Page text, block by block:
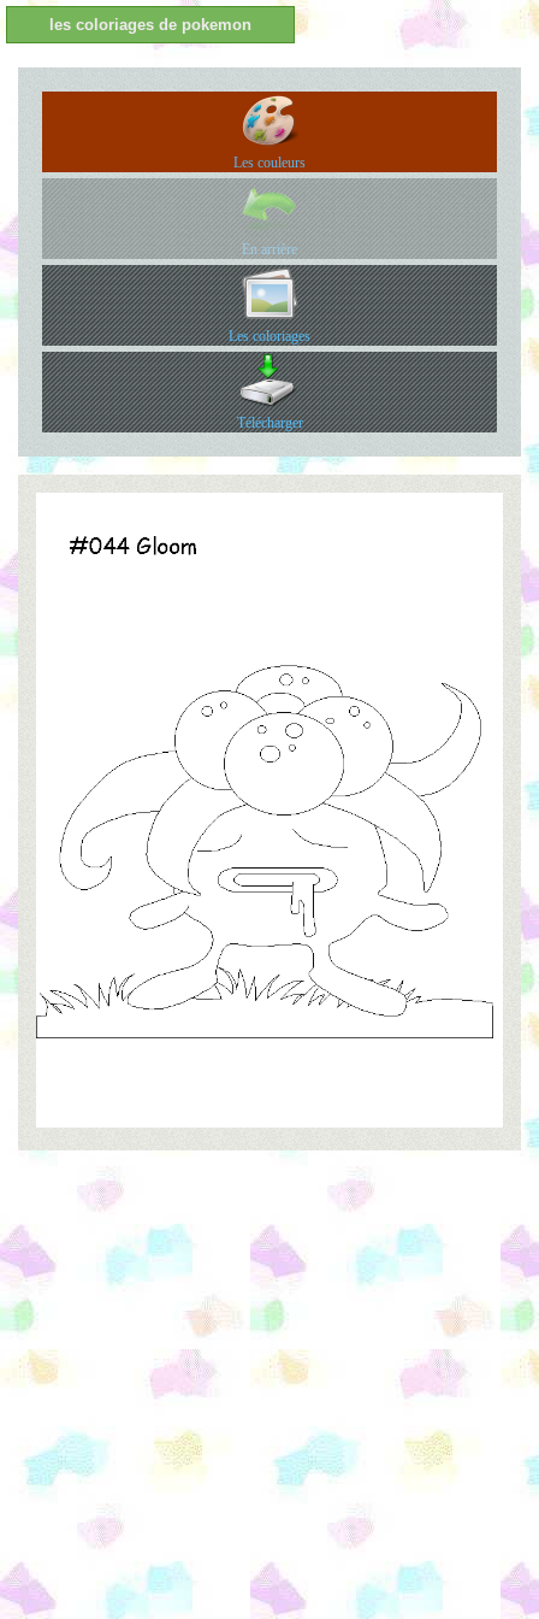
les coloriages de pokemon
Les couleurs
En arrière
Les coloriages
Télécharger